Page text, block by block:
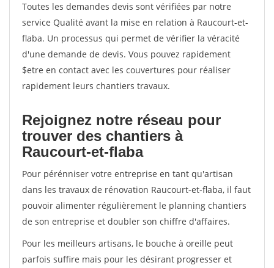
Toutes les demandes devis sont vérifiées par notre
service Qualité avant la mise en relation à Raucourt-et-
flaba. Un processus qui permet de vérifier la véracité
d'une demande de devis. Vous pouvez rapidement
$etre en contact avec les couvertures pour réaliser
rapidement leurs chantiers travaux.
Rejoignez notre réseau pour
trouver des chantiers à
Raucourt-et-flaba
Pour pérénniser votre entreprise en tant qu'artisan
dans les travaux de rénovation Raucourt-et-flaba, il faut
pouvoir alimenter régulièrement le planning chantiers
de son entreprise et doubler son chiffre d'affaires.
Pour les meilleurs artisans, le bouche à oreille peut
parfois suffire mais pour les désirant progresser et